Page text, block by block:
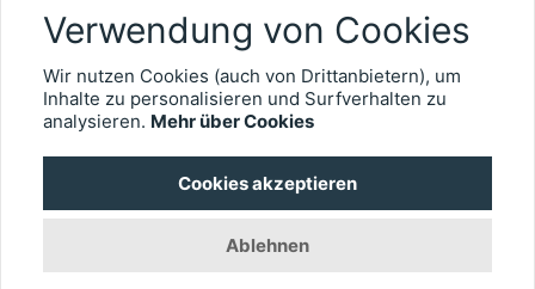
Was ist EYEFOX – Ihre Möglichkeiten
Kontakt
© 2026 EYEFOX UG (haftungsbeschränkt)
Verwendung von Cookies
Wir nutzen Cookies (auch von Drittanbietern), um
Inhalte zu personalisieren und Surfverhalten zu
analysieren. Mehr über Cookies
Cookies akzeptieren
Ablehnen